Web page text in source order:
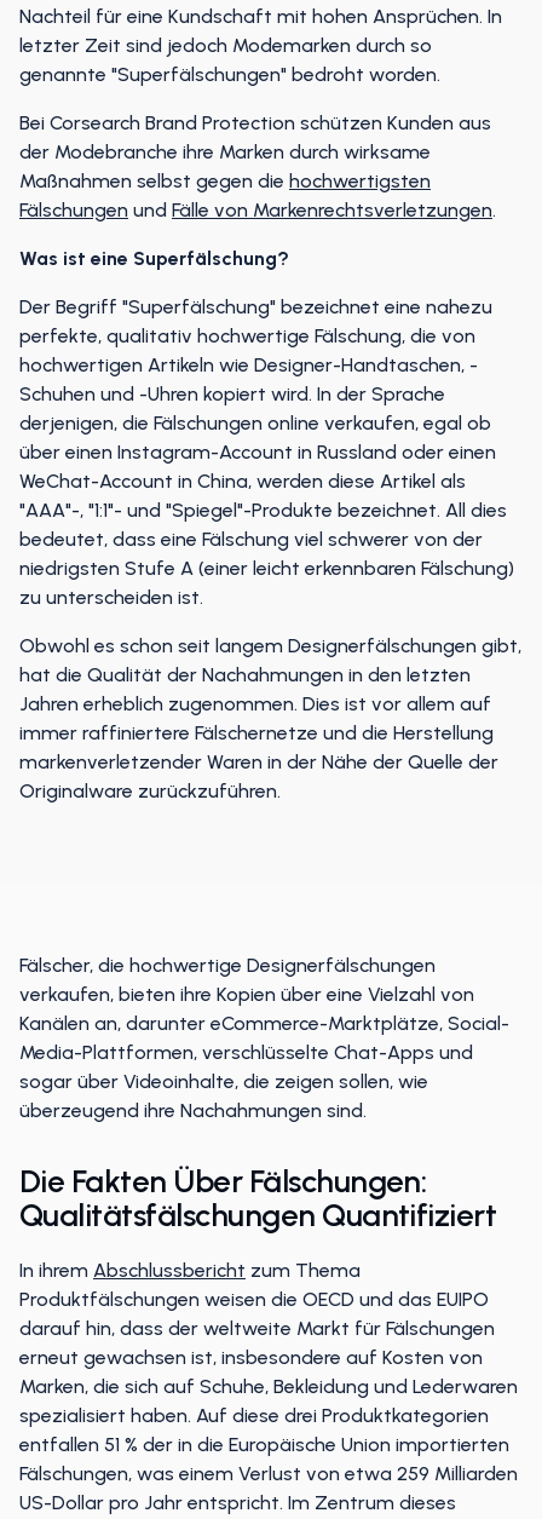
Nachteil für eine Kundschaft mit hohen Ansprüchen. In
letzter Zeit sind jedoch Modemarken durch so
genannte "Superfälschungen" bedroht worden.
Bei Corsearch Brand Protection schützen Kunden aus
der Modebranche ihre Marken durch wirksame
Maßnahmen selbst gegen die hochwertigsten
Fälschungen und Fälle von Markenrechtsverletzungen.
Was ist eine Superfälschung?
Der Begriff "Superfälschung" bezeichnet eine nahezu
perfekte, qualitativ hochwertige Fälschung, die von
hochwertigen Artikeln wie Designer-Handtaschen, -
Schuhen und -Uhren kopiert wird. In der Sprache
derjenigen, die Fälschungen online verkaufen, egal ob
über einen Instagram-Account in Russland oder einen
WeChat-Account in China, werden diese Artikel als
"AAA"-, "1:1"- und "Spiegel"-Produkte bezeichnet. All dies
bedeutet, dass eine Fälschung viel schwerer von der
niedrigsten Stufe A (einer leicht erkennbaren Fälschung)
zu unterscheiden ist.
Obwohl es schon seit langem Designerfälschungen gibt,
hat die Qualität der Nachahmungen in den letzten
Jahren erheblich zugenommen. Dies ist vor allem auf
immer raffiniertere Fälschernetze und die Herstellung
markenverletzender Waren in der Nähe der Quelle der
Originalware zurückzuführen.
Fälscher, die hochwertige Designerfälschungen
verkaufen, bieten ihre Kopien über eine Vielzahl von
Kanälen an, darunter eCommerce-Marktplätze, Social-
Media-Plattformen, verschlüsselte Chat-Apps und
sogar über Videoinhalte, die zeigen sollen, wie
überzeugend ihre Nachahmungen sind.
Die Fakten Über Fälschungen:
Qualitätsfälschungen Quantifiziert
In ihrem Abschlussbericht zum Thema
Produktfälschungen weisen die OECD und das EUIPO
darauf hin, dass der weltweite Markt für Fälschungen
erneut gewachsen ist, insbesondere auf Kosten von
Marken, die sich auf Schuhe, Bekleidung und Lederwaren
spezialisiert haben. Auf diese drei Produktkategorien
entfallen 51 % der in die Europäische Union importierten
Fälschungen, was einem Verlust von etwa 259 Milliarden
US-Dollar pro Jahr entspricht. Im Zentrum dieses